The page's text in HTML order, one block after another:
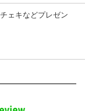
ェキなどプレゼン